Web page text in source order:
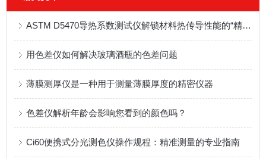
ASTM D5470导热系数测试仪解锁材料热传导性能的“精密标尺”
用色差仪如何解决玻璃酒瓶的色差问题
薄膜测厚仪是一种用于测量薄膜厚度的精密仪器
色差仪解析年龄会影响您看到的颜色吗？
Ci60便携式分光测色仪操作规程：精准测量的专业指南